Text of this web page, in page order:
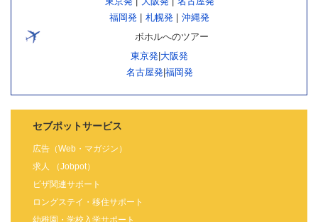
福岡発
札幌発
沖縄発
ボホルへのツアー
東京発 大阪発
名古屋発| 福岡発
セブポットサービス
広告（Web・マガジン）
求人 （Jobpot）
ビザ関連サポート
ロングステイ・移住サポート
幼稚園・学校入学サポート